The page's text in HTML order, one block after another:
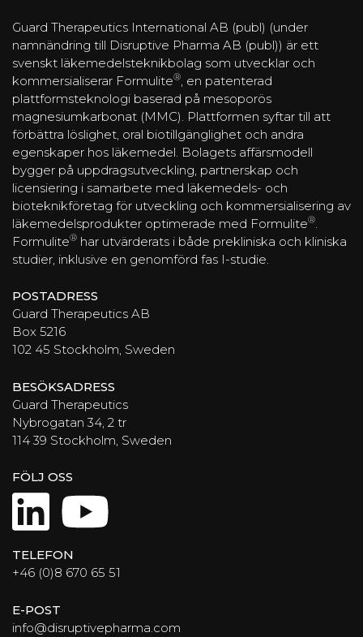
Guard Therapeutics International AB (publ) (under
namnändring till Disruptive Pharma AB (publ)) är ett
svenskt läkemedelsteknikbolag som utvecklar och
kommersialiserar Formulite® , en patenterad
plattformsteknologi baserad på mesoporös
magnesiumkarbonat (MMC). Plattformen syftar till att
förbättra löslighet, oral biotillgänglighet och andra
egenskaper hos läkemedel. Bolagets affärsmodell
bygger på uppdragsutveckling, partnerskap och
licensiering i samarbete med läkemedels- och
bioteknikföretag för utveckling och kommersialisering av
läkemedelsprodukter optimerade med Formulite®
Formulite® har utvärderats i både prekliniska och kliniska
studier, inklusive en genomförd fas I-studie.
POSTADRESS
Guard Therapeutics AB
Box 5216
102 45 Stockholm, Sweden
BESÖKSADRESS
Guard Therapeutics
Nybrogatan 34, 2 tr
114 39 Stockholm, Sweden
FÖLJ OSS
LinkedIn
YouTube
TELEFON
+46 (0)8 670 65 51
E-POST
info@disruptivepharma.com